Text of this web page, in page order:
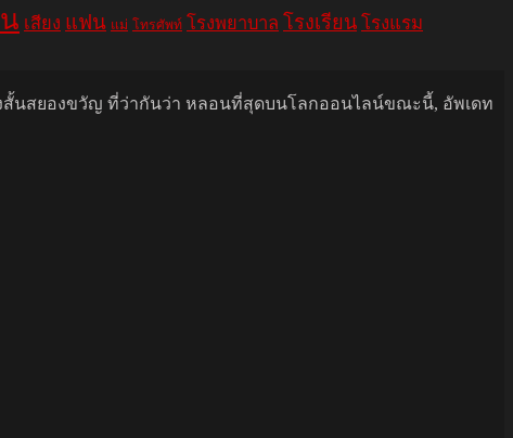
เสียง แฟน แม่ โทรศัพท์ โรงพยาบาล โรงเรียน โรงแรม
งสั้นสยองขวัญ ที่ว่ากันว่า หลอนที่สุดบนโลกออนไลน์ขณะนี้, อัพเดท